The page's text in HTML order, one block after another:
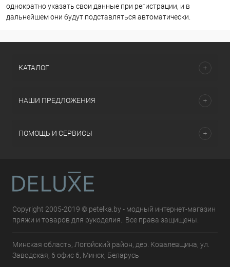
однократно указать свои данные при регистрации, и в
дальнейшем они будут подставляться автоматически.
КАТАЛОГ
НАШИ ПРЕДЛОЖЕНИЯ
ПОМОЩЬ И СЕРВИСЫ
Copyright 2005-2019 © petelka.by - модный интернет-магазин
пряжи и товаров для рукоделия.. Все права защищены.
Минская область, Логойский район, дер. Ковалевщина, ул.
Заводская, 6 офис 6, Минск, Беларусь